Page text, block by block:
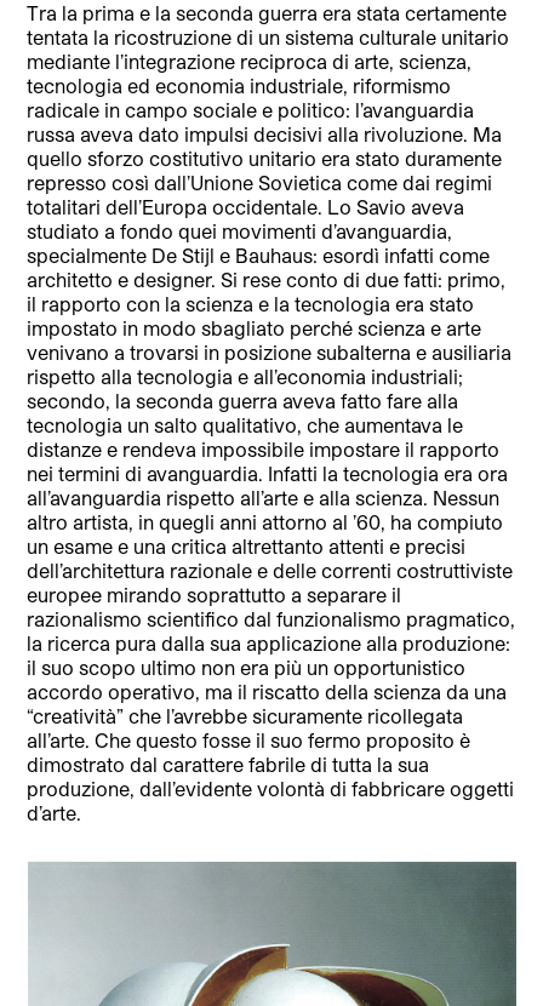
Tra la prima e la seconda guerra era stata certamente
tentata la ricostruzione di un sistema culturale unitario
mediante l’integrazione reciproca di arte, scienza,
tecnologia ed economia industriale, riformismo
radicale in campo sociale e politico: l’avanguardia
russa aveva dato impulsi decisivi alla rivoluzione. Ma
quello sforzo costitutivo unitario era stato duramente
represso così dall’Unione Sovietica come dai regimi
totalitari dell’Europa occidentale. Lo Savio aveva
studiato a fondo quei movimenti d’avanguardia,
specialmente De Stijl e Bauhaus: esordì infatti come
architetto e designer. Si rese conto di due fatti: primo,
il rapporto con la scienza e la tecnologia era stato
impostato in modo sbagliato perché scienza e arte
venivano a trovarsi in posizione subalterna e ausiliaria
rispetto alla tecnologia e all’economia industriali;
secondo, la seconda guerra aveva fatto fare alla
tecnologia un salto qualitativo, che aumentava le
distanze e rendeva impossibile impostare il rapporto
nei termini di avanguardia. Infatti la tecnologia era ora
all’avanguardia rispetto all’arte e alla scienza. Nessun
altro artista, in quegli anni attorno al ’60, ha compiuto
un esame e una critica altrettanto attenti e precisi
dell’architettura razionale e delle correnti costruttiviste
europee mirando soprattutto a separare il
razionalismo scientifico dal funzionalismo pragmatico,
la ricerca pura dalla sua applicazione alla produzione:
il suo scopo ultimo non era più un opportunistico
accordo operativo, ma il riscatto della scienza da una
“creatività” che l’avrebbe sicuramente ricollegata
all’arte. Che questo fosse il suo fermo proposito è
dimostrato dal carattere fabrile di tutta la sua
produzione, dall’evidente volontà di fabbricare oggetti
d’arte.